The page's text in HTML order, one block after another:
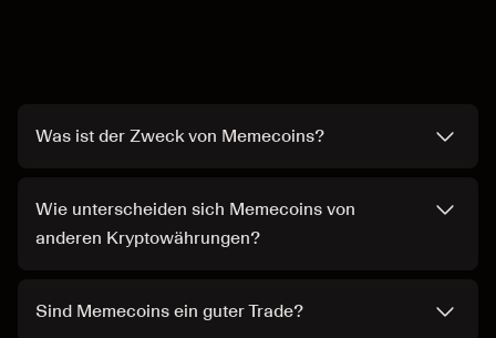
Was ist der Zweck von Memecoins?
Wie unterscheiden sich Memecoins von
anderen Kryptowährungen?
Sind Memecoins ein guter Trade?